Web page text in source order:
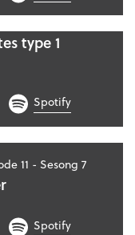
type 1
Spotify
11 - Sesong 7
Spotify